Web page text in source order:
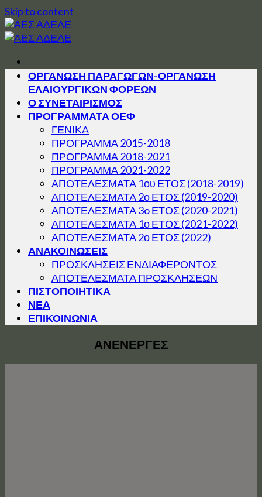
Skip to content
ΟΡΓΑΝΩΣΗ ΠΑΡΑΓΩΓΩΝ-ΟΡΓΑΝΩΣΗ
ΕΛΑΙΟΥΡΓΙΚΩΝ ΦΟΡΕΩΝ
Ο ΣΥΝΕΤΑΙΡΙΣΜΟΣ
ΠΡΟΓΡΑΜΜΑΤΑ ΟΕΦ
ΓΕΝΙΚΑ
ΠΡΟΓΡΑΜΜΑ 2015-2018
ΠΡΟΓΡΑΜΜΑ 2018-2021
ΠΡΟΓΡΑΜΜΑ 2021-2022
ΑΠΟΤΕΛΕΣΜΑΤΑ 1ου ΕΤΟΣ (2018-2019)
ΑΠΟΤΕΛΕΣΜΑΤΑ 2ο ΕΤΟΣ (2019-2020)
ΑΠΟΤΕΛΕΣΜΑΤΑ 3o ΕΤΟΣ (2020-2021)
ΑΠΟΤΕΛΕΣΜΑΤΑ 1ο ΕΤΟΣ (2021-2022)
ΑΠΟΤΕΛΕΣΜΑΤΑ 2ο ΕΤΟΣ (2022)
ΑΝΑΚΟΙΝΩΣΕΙΣ
ΠΡΟΣΚΛΗΣΕΙΣ ΕΝΔΙΑΦΕΡΟΝΤΟΣ
ΑΠΟΤΕΛΕΣΜΑΤΑ ΠΡΟΣΚΛΗΣΕΩΝ
ΠΙΣΤΟΠΟΙΗΤΙΚΑ
ΝΕΑ
ΕΠΙΚΟΙΝΩΝΙΑ
ΑΝΕΝΕΡΓΕΣ